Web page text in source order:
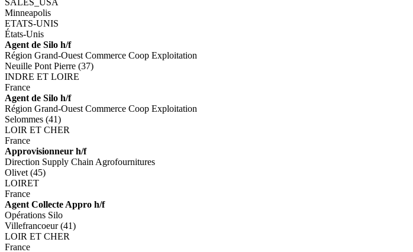
Minneapolis
ETATS-UNIS
États-Unis
Agent de Silo h/f
Région Grand-Ouest Commerce Coop Exploitation
Neuille Pont Pierre (37)
INDRE ET LOIRE
France
Agent de Silo h/f
Région Grand-Ouest Commerce Coop Exploitation
Selommes (41)
LOIR ET CHER
France
Approvisionneur h/f
Direction Supply Chain Agrofournitures
Olivet (45)
LOIRET
France
Agent Collecte Appro h/f
Opérations Silo
Villefrancoeur (41)
LOIR ET CHER
France